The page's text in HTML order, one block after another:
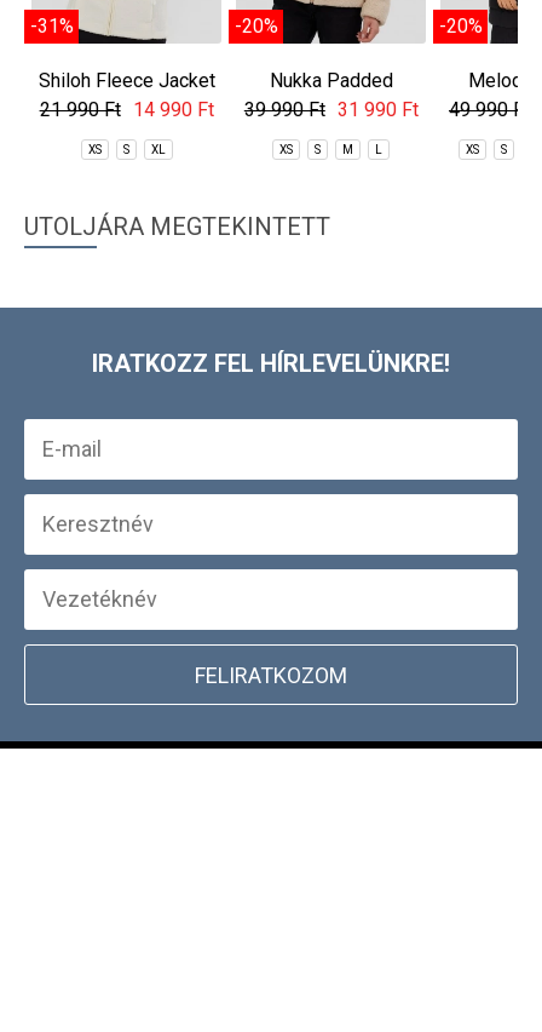
-31%
Shiloh Fleece Jacket
21 990 Ft
14 990 Ft
XS S XL
-20%
Nukka Padded
Jacket
39 990 Ft 31 990 Ft
XS S M
-20%
Melody
49 990 Ft
XS S
UTOLJÁRA MEGTEKINTETT
IRATKOZZ FEL HÍRLEVELÜNKRE!
FELIRATKOZOM